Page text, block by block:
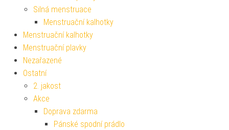
Silná menstruace
Menstruační kalhotky
Menstruační kalhotky
Menstruační plavky
Nezařazené
Ostatní
2. jakost
Akce
Doprava zdarma
Pánské spodní prádlo